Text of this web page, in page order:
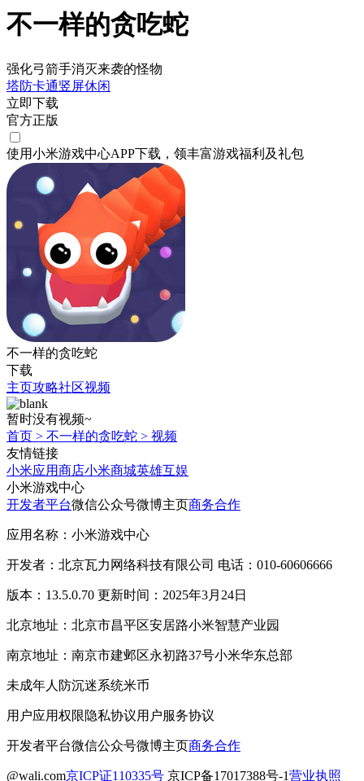
不一样的贪吃蛇
强化弓箭手消灭来袭的怪物
塔防卡通竖屏休闲
立即下载
官方正版
使用小米游戏中心APP下载 ，领丰富游戏福利 及礼包
不一样的贪吃蛇
下载
主页攻略社区视频
暂时没有视频~
首页 > 不一样的贪吃蛇 > 视频
友情链接
小米应用商店小米商城英雄互娱
小米游戏中心
开发者平台微信公众号微博主页商务合作
应用名称：小米游戏中心
开发者：北京瓦力网络科技有限公司 电话：010-60606666
版本：13.5.0.70 更新时间：2025年3月24日
北京地址：北京市昌平区安居路小米智慧产业园
南京地址：南京市建邺区永初路37号小米华东总部
未成年人防沉迷系统米币
用户应用权限隐私协议用户服务协议
开发者平台微信公众号微博主页商务合作
@wali.com京ICP证110335号 京ICP备17017388号-1营业执照